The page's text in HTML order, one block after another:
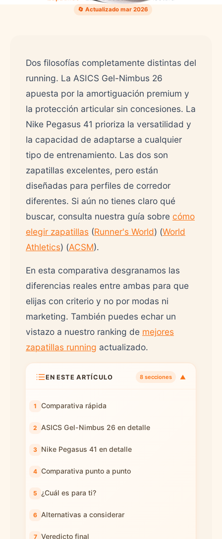
🔄 Actualizado mar 2026
Dos filosofías completamente distintas del
running. La ASICS Gel-Nimbus 26
apuesta por la amortiguación premium y
la protección articular sin concesiones. La
Nike Pegasus 41 prioriza la versatilidad y
la capacidad de adaptarse a cualquier
tipo de entrenamiento. Las dos son
zapatillas excelentes, pero están
diseñadas para perfiles de corredor
diferentes. Si aún no tienes claro qué
buscar, consulta nuestra guía sobre cómo
elegir zapatillas (Runner's World) (World
Athletics) (ACSM).
En esta comparativa desgranamos las
diferencias reales entre ambas para que
elijas con criterio y no por modas ni
marketing. También puedes echar un
vistazo a nuestro ranking de mejores
zapatillas running actualizado.
EN ESTE ARTÍCULO 8 secciones ▼
Comparativa rápida
ASICS Gel-Nimbus 26 en detalle
Nike Pegasus 41 en detalle
Comparativa punto a punto
¿Cuál es para ti?
Alternativas a considerar
Veredicto final